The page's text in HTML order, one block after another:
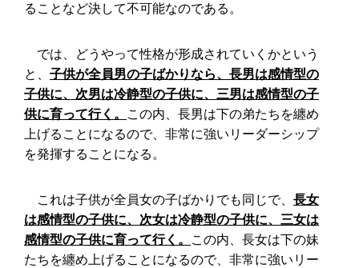
ることなど決して不可能なのである。
では、どうやって性格が形成されていくかという
と、 子供が全員男の子ばかりなら、長男は感情型の
子供に、次男は冷静型の子供に、三男は感情型の子
供に育って行く。
この内、長男は下の弟たちを纏め
上げることになるので、非常に強いリーダーシップ
を発揮することになる。
これは子供が全員女の子ばかりでも同じで、 長女
は感情型の子供に、次女は冷静型の子供に、三女は
感情型の子供に育って行く。
この内、長女は下の妹
たちを纏め上げることになるので、非常に強いリー